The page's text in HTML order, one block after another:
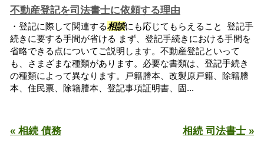
不動産登記を司法書士に依頼する理由
・登記に際して関連する相談にも応じてもらえること 登記手
続きに要する手間が省ける まず、登記手続きにおける手間を
省略できる点についてご説明します。不動産登記といって
も、さまざまな種類があります。必要な書類は、登記手続き
の種類によって異なります。戸籍謄本、改製原戸籍、除籍謄
本、住民票、除籍謄本、登記事項証明書、固...
« 相続 債務 相続 司法書士 »